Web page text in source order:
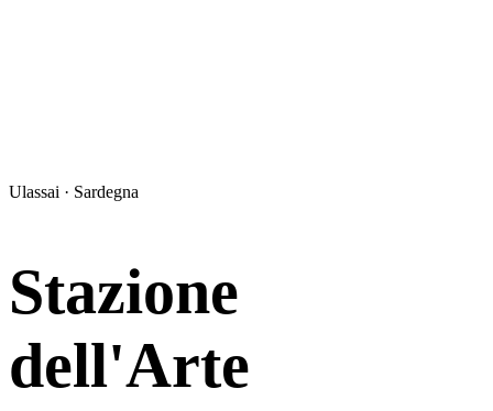
Ulassai · Sardegna
Stazione
dell'Arte